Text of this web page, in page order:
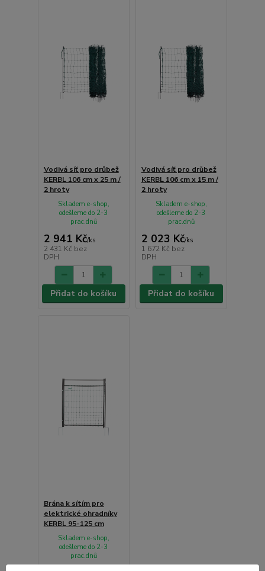
Vodivá síť pro drůbež
KERBL 106 cm x 25 m /
2 hroty
2 941 Kč/ks
2 431 Kč bez
DPH
Skladem e-shop,
odešleme do 2-3
prac.dnů
Přidat do košíku
Vodivá síť pro drůbež
KERBL 106 cm x 15 m /
2 hroty
2 023 Kč/ks
1 672 Kč bez
DPH
Skladem e-shop,
odešleme do 2-3
prac.dnů
Přidat do košíku
Brána k sítím pro
elektrické ohradníky
KERBL 95-125 cm
Skladem e-shop,
odešleme do 2-3
prac.dnů